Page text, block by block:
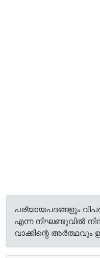
പര്യായപദങ്ങളും
എന്ന നിഘണ്ടുവിൽ
വാക്കിന്റെ